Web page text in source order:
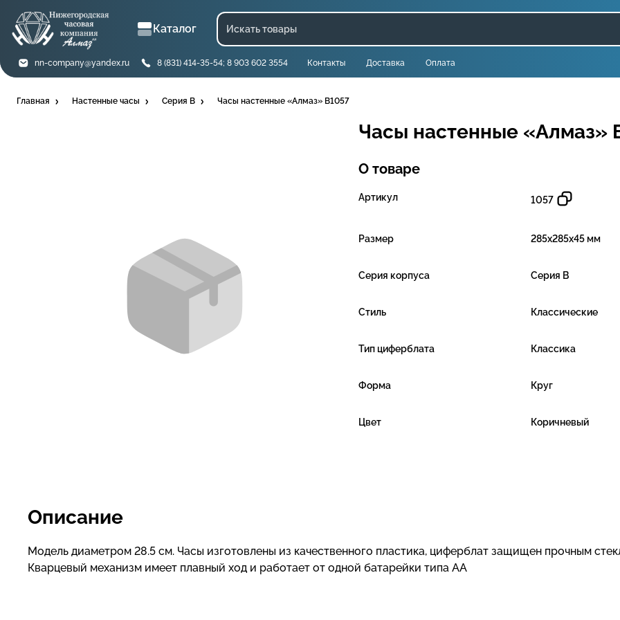
Каталог
nn-company@yandex.ru 8 (831) 414-35-54; 8 903 602 3554 Контакты Доставка Оплата
Главная Настенные часы Серия B Часы настенные «Алмаз» В1057
Часы настенные «Алмаз»
О товаре
Артикул 1057
Размер 285х285х45 мм
Серия корпуса Серия B
Стиль Классические
Тип циферблата Классика
Форма Круг
Цвет Коричневый
Описание
Модель диаметром 28.5 см. Часы изготовлены из качественного пластика, циферблат защищен прочным
Кварцевый механизм имеет плавный ход и работает от одной батарейки типа АА